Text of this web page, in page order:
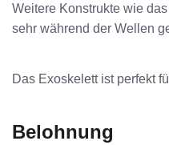
Weitere Konstrukte wie
sehr während der Wellen
Das Exoskelett ist perfekt
Belohnung